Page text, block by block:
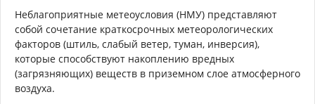
Неблагоприятные метеоусловия (НМУ) представляют
собой сочетание краткосрочных метеорологических
факторов (штиль, слабый ветер, туман, инверсия),
которые способствуют накоплению вредных
(загрязняющих) веществ в приземном слое атмосферного
воздуха.